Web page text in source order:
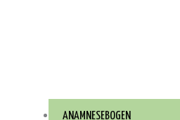
ANAMNESEBOGEN